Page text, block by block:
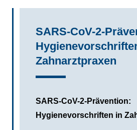
SARS-CoV-2-
Zahnarztpraxen
SARS-CoV-2-Prävention:
Hygienevorschriften in